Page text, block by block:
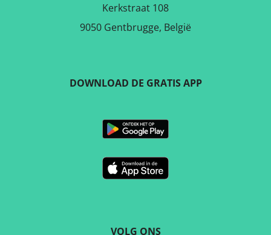
Kerkstraat 108
9050 Gentbrugge, België
VOLG ONS
DOWNLOAD DE GRATIS APP